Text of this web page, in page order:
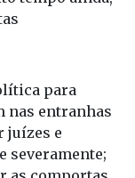
para
nas entranhas
juízes e
severamente;